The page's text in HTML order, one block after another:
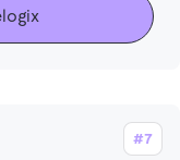
#7